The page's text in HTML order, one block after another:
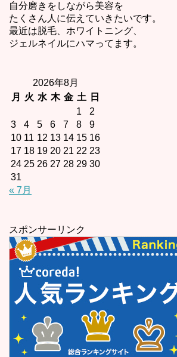
自分磨きをしながら美容を
たくさん人に伝えていきたいです。
最近は脱毛、ホワイトニング、
ジェルネイルにハマってます。
2026年8月
月
火 水 木 金 土
日
1
2
3
4 5 6 7 8
9
10 11 12 13 14 15 16
17 18 19 20 21 22 23
24 25 26 27 28 29 30
31
« 7月
スポンサーリンク